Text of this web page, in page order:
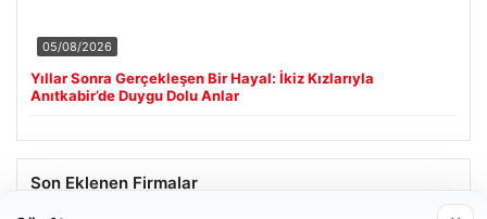
05/08/2026
Yıllar Sonra Gerçekleşen Bir Hayal: İkiz Kızlarıyla
Anıtkabir’de Duygu Dolu Anlar
Son Eklenen Firmalar